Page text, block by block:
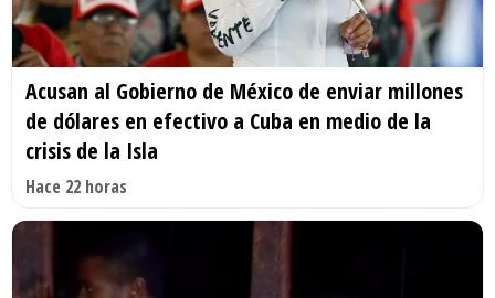
Acusan al Gobierno de México de enviar millones
de dólares en efectivo a Cuba en medio de la
crisis de la Isla
Hace 22 horas